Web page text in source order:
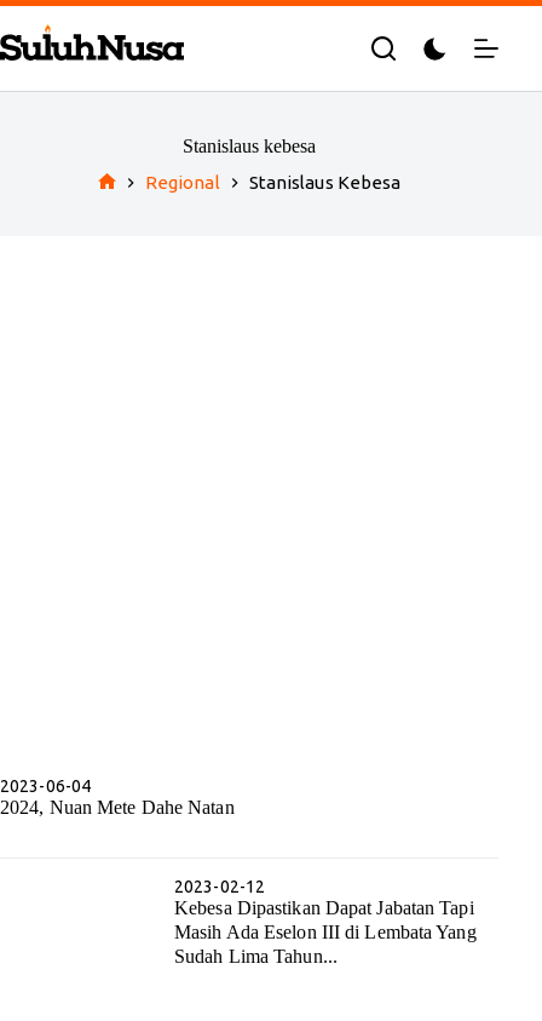
Skip
to
content
Stanislaus kebesa
Regional Stanislaus Kebesa
2023-06-04
2024, Nuan Mete Dahe Natan
2023-02-12
Kebesa Dipastikan Dapat Jabatan Tapi
Masih Ada Eselon III di Lembata Yang
Sudah Lima Tahun...